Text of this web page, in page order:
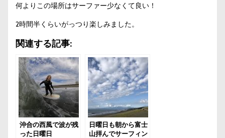
何よりこの場所はサーファー少なくて良い！
2時間半くらいがっつり楽しみました。
関連する記事:
沖合の西風で波が残
った日曜日
日曜日も朝から富士
山拝んでサーフィン